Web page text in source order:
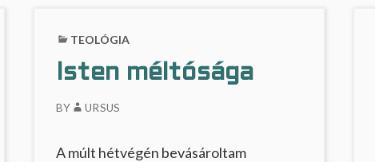
TEOLÓGIA
Isten méltósága
BY URSUS
A múlt hétvégén bevásároltam